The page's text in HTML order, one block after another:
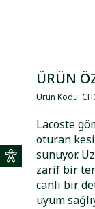
ÜRÜN
Ürün Kodu:
Lacoste
oturan
sunuyor.
zarif bir
canlı bir
uyum